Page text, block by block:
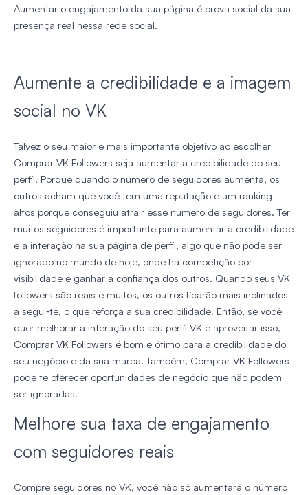
Aumentar o engajamento da sua página é prova social da sua
presença real nessa rede social.
Aumente a credibilidade e a imagem
social no VK
Talvez o seu maior e mais importante objetivo ao escolher
Comprar VK Followers seja aumentar a credibilidade do seu
perfil. Porque quando o número de seguidores aumenta, os
outros acham que você tem uma reputação e um ranking
altos porque conseguiu atrair esse número de seguidores. Ter
muitos seguidores é importante para aumentar a credibilidade
e a interação na sua página de perfil, algo que não pode ser
ignorado no mundo de hoje, onde há competição por
visibilidade e ganhar a confiança dos outros. Quando seus VK
followers são reais e muitos, os outros ficarão mais inclinados
a segui‑te, o que reforça a sua credibilidade. Então, se você
quer melhorar a interação do seu perfil VK e aproveitar isso,
Comprar VK Followers é bom e ótimo para a credibilidade do
seu negócio e da sua marca. Também, Comprar VK Followers
pode te oferecer oportunidades de negócio que não podem
ser ignoradas.
Melhore sua taxa de engajamento
com seguidores reais
Compre seguidores no VK, você não só aumentará o número